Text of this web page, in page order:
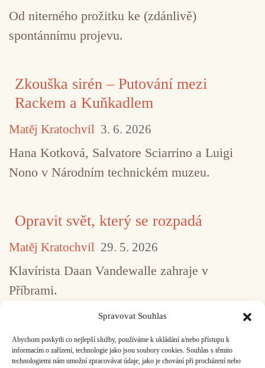
Spravovat Souhlas
Abychom poskytli co nejlepší služby, používáme k ukládání a/nebo přístupu k
informacím o zařízení, technologie jako jsou soubory cookies. Souhlas s těmito
technologiemi nám umožní zpracovávat údaje, jako je chování při procházení nebo
Od niterného prožitku ke (zdánlivě)
spontánnímu projevu.
Zkouška sirén – Putování mezi
Rackem a Kuňkadlem
Matěj Kratochvíl 3. 6. 2026
Hana Kotková, Salvatore Sciarrino a Luigi
Nono v Národním technickém muzeu.
Opravit svět, který se rozpadá
Matěj Kratochvíl 29. 5. 2026
Klavírista Daan Vandewalle zahraje v
Příbrami.
1 2 3 4 5 ... 517